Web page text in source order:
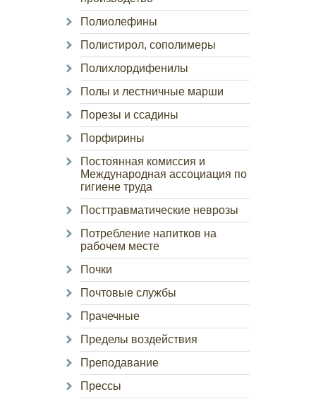
Полиолефины
Полистирол, сополимеры
Полихлордифенилы
Полы и лестничные марши
Порезы и ссадины
Порфирины
Постоянная комиссия и
Международная ассоциация по
гигиене труда
Посттравматические неврозы
Потребление напитков на
рабочем месте
Почки
Почтовые службы
Прачечные
Пределы воздействия
Преподавание
Прессы